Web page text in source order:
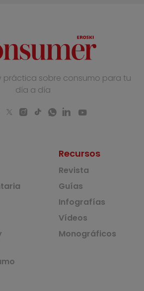
práctica sobre consumo para tu
día a día
Recursos
Revista
Guías
Infografías
Vídeos
Monográficos